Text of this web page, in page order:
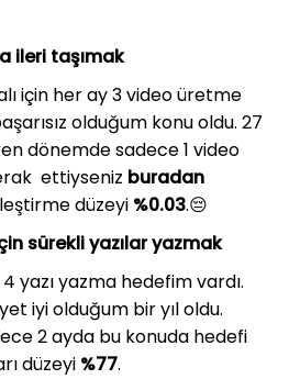
ileri taşımak
için her ay 3 video üretme
olduğum konu oldu. 27
dönemde sadece 1 video
ettiyseniz buradan
düzeyi %0.03.😔
sürekli yazılar yazmak
yazı yazma hedefim vardı.
iyi olduğum bir yıl oldu.
2 ayda bu konuda hedefi
düzeyi %77.